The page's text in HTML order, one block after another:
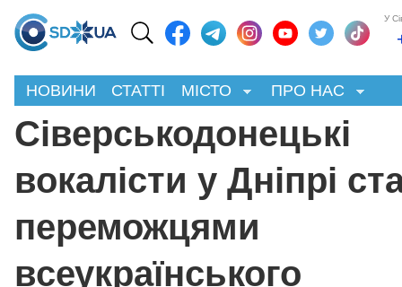
У
НОВИНИ СТАТТІ МІСТО ПРО НАС
Сіверськодонецькі
вокалісти у Дніпрі
переможцями
всеукраїнського